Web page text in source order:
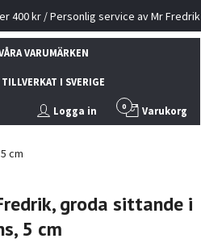
400 kr / Personlig service av Mr Fredrik
VARUMÄRKEN
TILLVERKAT I SVERIGE
Logga in 0 Varukorg
cm
groda sittande i
5 cm